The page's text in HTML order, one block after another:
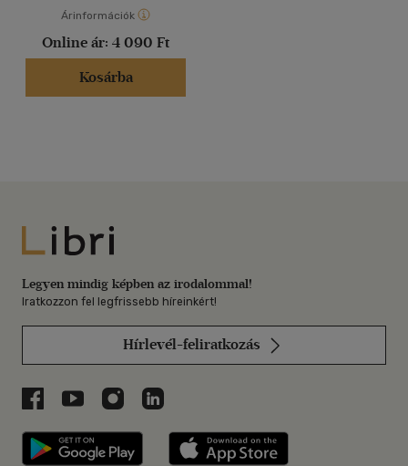
Árinformációk
Online ár: 4 090 Ft
Kosárba
Libri
Legyen mindig képben az irodalommal!
Iratkozzon fel legfrissebb híreinkért!
Hírlevél-feliratkozás
Libri a Facebookon
Libri a Youtube-on
Libri az Instagramon
Libri a LinkedInen
Libri applikáció Szerezd meg: Google